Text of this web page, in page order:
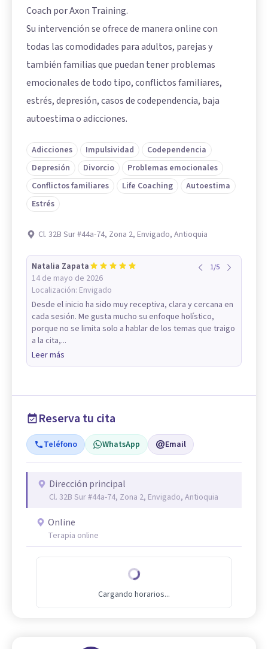
Coach por Axon Training.
Su intervención se ofrece de manera online con
todas las comodidades para adultos, parejas y
también familias que puedan tener problemas
emocionales de todo tipo, conflictos familiares,
estrés, depresión, casos de codependencia, baja
autoestima o adicciones.
Adicciones Impulsividad
Codependencia
Depresión
Divorcio
Problemas emocionales
Conflictos familiares
Life Coaching
Autoestima
Estrés
Cl. 32B Sur #44a-74, Zona 2, Envigado, Antioquia
Natalia Zapata
14 de mayo de 2026
Localización: Envigado
1/5
Desde el inicio ha sido muy receptiva, clara y cercana en
cada sesión. Me gusta mucho su enfoque holístico,
porque no se limita solo a hablar de los temas que traigo
a la cita,...
Leer más
Reserva tu cita
Teléfono WhatsApp Email
Dirección principal
Cl. 32B Sur #44a-74, Zona 2, Envigado, Antioquia
Online
Terapia online
Cargando horarios...